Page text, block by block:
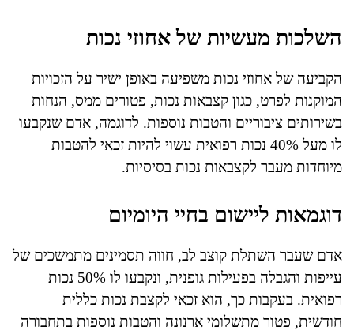
השלכות מעשיות של אחוזי נכות
הקביעה של אחוזי נכות משפיעה באופן ישיר על הזכויות
המוקנות לפרט, כגון קצבאות נכות, פטורים ממס, הנחות
בשירותים ציבוריים והטבות נוספות. לדוגמה, אדם שנקבעו
לו מעל 40% נכות רפואית עשוי להיות זכאי להטבות
מיוחדות מעבר לקצבאות נכות בסיסיות.
דוגמאות ליישום בחיי היומיום
אדם שעבר השתלת קוצב לב, חווה תסמינים מתמשכים של
עייפות והגבלה בפעילות גופנית, ונקבעו לו 50% נכות
רפואית. בעקבות כך, הוא זכאי לקצבת נכות כללית
חודשית, פטור מתשלומי ארנונה והטבות נוספות בתחבורה